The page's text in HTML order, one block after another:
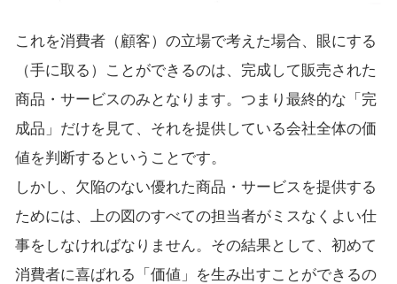
これを消費者（顧客）の立場で考えた場合、眼にする
（手に取る）ことができるのは、完成して販売された
商品・サービスのみとなります。つまり最終的な「完
成品」だけを見て、それを提供している会社全体の価
値を判断するということです。
しかし、欠陥のない優れた商品・サービスを提供する
ためには、上の図のすべての担当者がミスなくよい仕
事をしなければなりません。その結果として、初めて
消費者に喜ばれる「価値」を生み出すことができるの